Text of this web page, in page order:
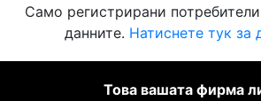
Само регистрирани
данните. Натиснете тук за
Това вашата фирма